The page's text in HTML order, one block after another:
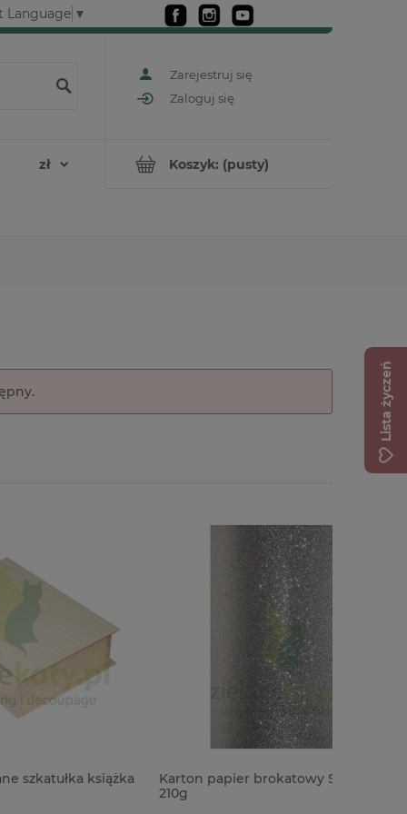
Language ▼
Zarejestruj się
Zaloguj się
Koszyk: (pusty)
Karton papier brokatowy Srebrny A4 /
Lista życzeń